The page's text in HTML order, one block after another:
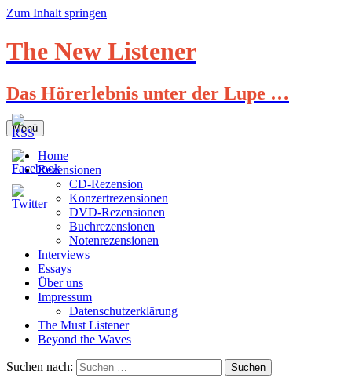
Zum Inhalt springen
The New Listener
Das Hörerlebnis unter der Lupe …
Menü
Home
Rezensionen
CD-Rezension
Konzertrezensionen
DVD-Rezensionen
Buchrezensionen
Notenrezensionen
Interviews
Essays
Über uns
Impressum
Datenschutzerklärung
The Must Listener
Beyond the Waves
Suchen nach: